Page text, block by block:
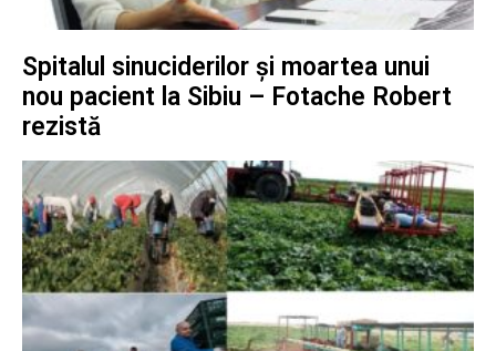
Spitalul sinuciderilor și moartea unui
nou pacient la Sibiu – Fotache Robert
rezistă